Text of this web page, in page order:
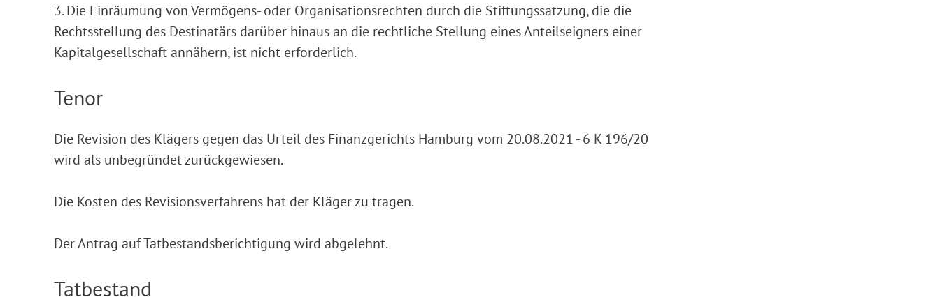
3. Die Einräumung von Vermögens- oder Organisationsrechten durch die Stiftungssatzung, die die
Rechtsstellung des Destinatärs darüber hinaus an die rechtliche Stellung eines Anteilseigners einer
Kapitalgesellschaft annähern, ist nicht erforderlich.
Tenor
Die Revision des Klägers gegen das Urteil des Finanzgerichts Hamburg vom 20.08.2021 - 6 K 196/20
wird als unbegründet zurückgewiesen.
Die Kosten des Revisionsverfahrens hat der Kläger zu tragen.
Der Antrag auf Tatbestandsberichtigung wird abgelehnt.
Tatbestand